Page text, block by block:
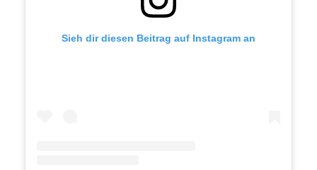
Sieh dir diesen Beitrag auf Instagram an